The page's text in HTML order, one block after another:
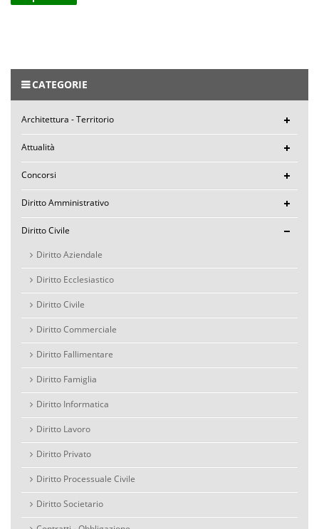
CATEGORIE
Architettura - Territorio
Attualità
Concorsi
Diritto Amministrativo
Diritto Civile
Diritto Aziendale
Diritto Ecclesiastico
Diritto Civile
Diritto Commerciale
Diritto Fallimentare
Diritto Famiglia
Diritto Informatica
Diritto Lavoro
Diritto Privato
Diritto Processuale Civile
Diritto Societario